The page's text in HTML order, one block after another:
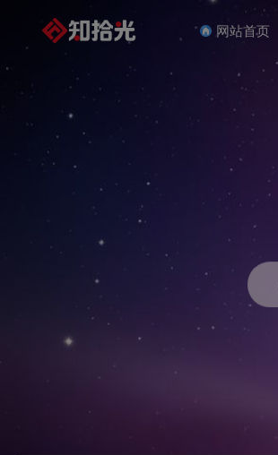
网站首页